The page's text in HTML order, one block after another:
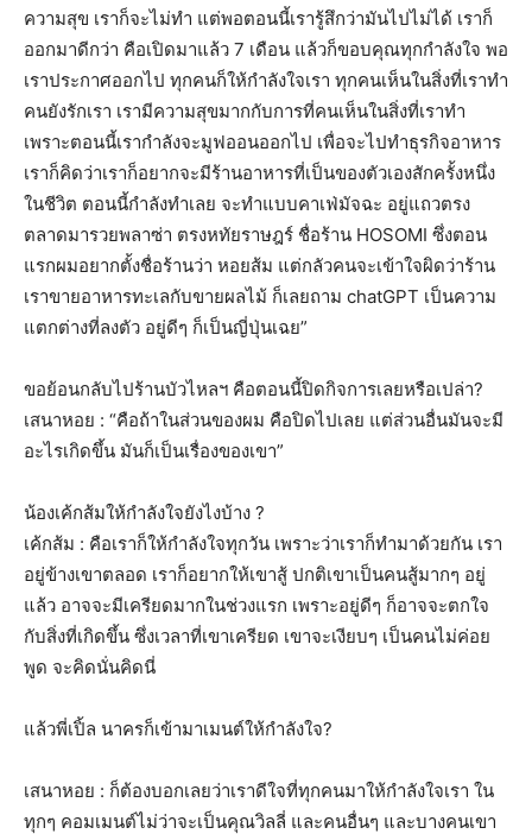
ความสุข เราก็จะไม่ทำ แต่พอตอนนี้เรารู้สึกว่ามันไปไม่ได้ เราก็
ออกมาดีกว่า คือเปิดมาแล้ว 7 เดือน แล้วก็ขอบคุณทุกกำลังใจ พอ
เราประกาศออกไป ทุกคนก็ให้กำลังใจเรา ทุกคนเห็นในสิ่งที่เราทำ
คนยังรักเรา เรามีความสุขมากกับการที่คนเห็นในสิ่งที่เราทำ
เพราะตอนนี้เรากำลังจะมูฟออนออกไป เพื่อจะไปทำธุรกิจอาหาร
เราก็คิดว่าเราก็อยากจะมีร้านอาหารที่เป็นของตัวเองสักครั้งหนึ่ง
ในชีวิต ตอนนี้กำลังทำเลย จะทำแบบคาเฟ่มัจฉะ อยู่แถวตรง
ตลาดมารวยพลาซ่า ตรงหทัยราษฎร์ ชื่อร้าน HOSOMI ซึ่งตอน
แรกผมอยากตั้งชื่อร้านว่า หอยส้ม แต่กลัวคนจะเข้าใจผิดว่าร้าน
เราขายอาหารทะเลกับขายผลไม้ ก็เลยถาม chatGPT เป็นความ
แตกต่างที่ลงตัว อยู่ดีๆ ก็เป็นญี่ปุ่นเฉย”
ขอย้อนกลับไปร้านบัวไหลฯ คือตอนนี้ปิดกิจการเลยหรือเปล่า?
เสนาหอย : “คือถ้าในส่วนของผม คือปิดไปเลย แต่ส่วนอื่นมันจะมี
อะไรเกิดขึ้น มันก็เป็นเรื่องของเขา”
น้องเค้กส้มให้กำลังใจยังไงบ้าง ?
เค้กส้ม : คือเราก็ให้กำลังใจทุกวัน เพราะว่าเราก็ทำมาด้วยกัน เรา
อยู่ข้างเขาตลอด เราก็อยากให้เขาสู้ ปกติเขาเป็นคนสู้มากๆ อยู่
แล้ว อาจจะมีเครียดมากในช่วงแรก เพราะอยู่ดีๆ ก็อาจจะตกใจ
กับสิ่งที่เกิดขึ้น ซึ่งเวลาที่เขาเครียด เขาจะเงียบๆ เป็นคนไม่ค่อย
พูด จะคิดนั่นคิดนี่
แล้วพี่เปิ้ล นาครก็เข้ามาเมนต์ให้กำลังใจ?
เสนาหอย : ก็ต้องบอกเลยว่าเราดีใจที่ทุกคนมาให้กำลังใจเรา ใน
ทุกๆ คอมเมนต์ไม่ว่าจะเป็นคุณวิลลี่ และคนอื่นๆ และบางคนเขา